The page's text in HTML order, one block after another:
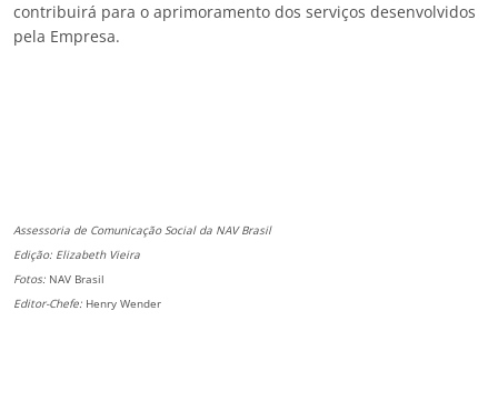
contribuirá para o aprimoramento dos serviços desenvolvidos
pela Empresa.
Assessoria de Comunicação Social da NAV Brasil
Edição: Elizabeth Vieira
Fotos: NAV Brasil
Editor-Chefe: Henry Wender